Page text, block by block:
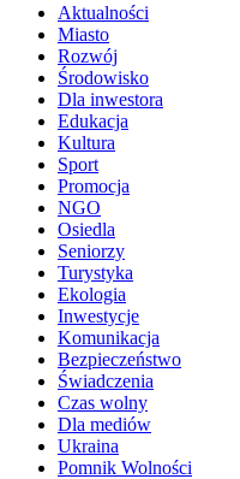
Aktualności
Miasto
Rozwój
Środowisko
Dla inwestora
Edukacja
Kultura
Sport
Promocja
NGO
Osiedla
Seniorzy
Turystyka
Ekologia
Inwestycje
Komunikacja
Bezpieczeństwo
Świadczenia
Czas wolny
Dla mediów
Ukraina
Pomnik Wolności